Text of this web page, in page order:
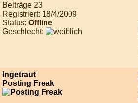
Beiträge 23
Registriert: 18/4/2009
Status: Offline
Geschlecht:
Ingetraut
Posting Freak